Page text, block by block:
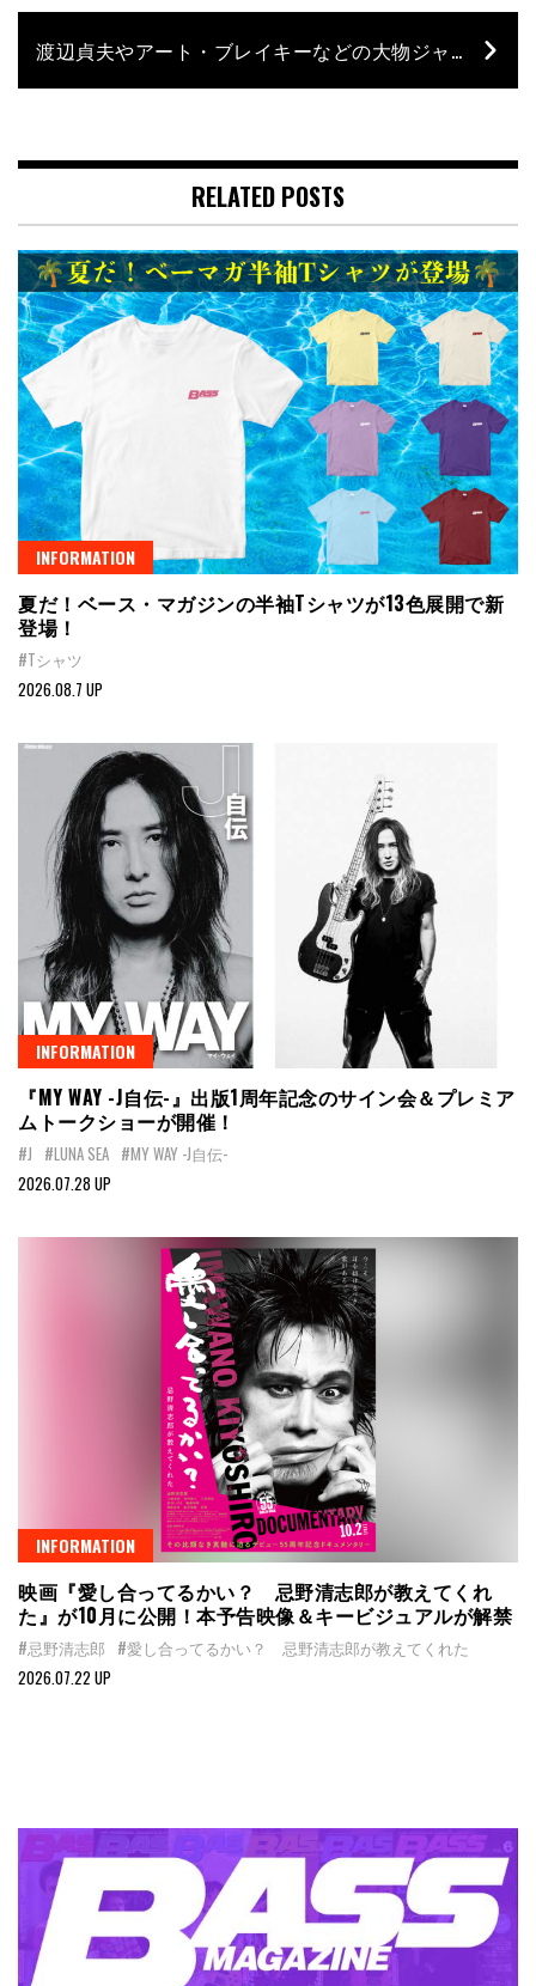
渡辺貞夫やアート・ブレイキーなどの大物ジャズマンと共演したジャズ・ベーシストの鈴木良雄が自伝本を発売！
RELATED POSTS
INFORMATION
夏だ！ベース・マガジンの半袖Tシャツが13色展開で新
登場！
#Tシャツ
2026.08.7 UP
INFORMATION
『MY WAY -J自伝-』出版1周年記念のサイン会＆プレミア
ムトークショーが開催！
#J #LUNA SEA #MY WAY -J自伝-
2026.07.28 UP
INFORMATION
映画『愛し合ってるかい？ 忌野清志郎が教えてくれ
た』が10月に公開！本予告映像＆キービジュアルが解禁
#忌野清志郎 #愛し合ってるかい？ 忌野清志郎が教えてくれた
2026.07.22 UP